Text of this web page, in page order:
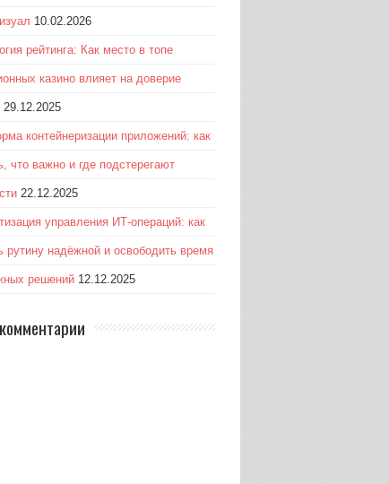
10.02.2026
рейтинга: Как место в топе
казино влияет на доверие
29.12.2025
контейнеризации приложений: как
что важно и где подстерегают
22.12.2025
управления ИТ-операций: как
рутину надёжной и освободить время
решений 12.12.2025